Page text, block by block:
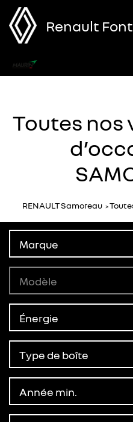
Renault
Toutes nos
RENAULT Samoreau
Marque
Modèle
Énergie
Type de boîte
Année min.